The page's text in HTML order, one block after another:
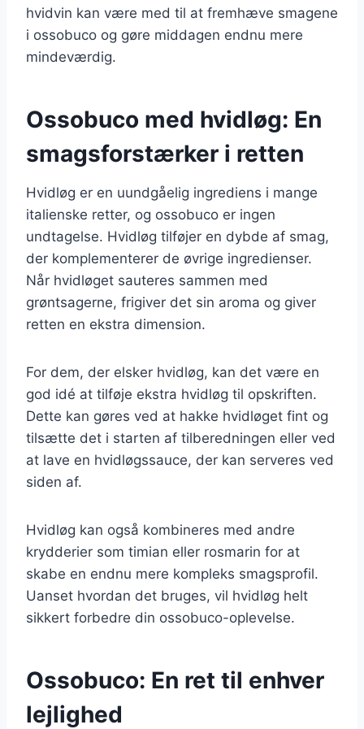
hvidvin kan være med til at fremhæve smagene
i ossobuco og gøre middagen endnu mere
mindeværdig.
Ossobuco med hvidløg: En
smagsforstærker i retten
Hvidløg er en uundgåelig ingrediens i mange
italienske retter, og ossobuco er ingen
undtagelse. Hvidløg tilføjer en dybde af smag,
der komplementerer de øvrige ingredienser.
Når hvidløget sauteres sammen med
grøntsagerne, frigiver det sin aroma og giver
retten en ekstra dimension.
For dem, der elsker hvidløg, kan det være en
god idé at tilføje ekstra hvidløg til opskriften.
Dette kan gøres ved at hakke hvidløget fint og
tilsætte det i starten af tilberedningen eller ved
at lave en hvidløgssauce, der kan serveres ved
siden af.
Hvidløg kan også kombineres med andre
krydderier som timian eller rosmarin for at
skabe en endnu mere kompleks smagsprofil.
Uanset hvordan det bruges, vil hvidløg helt
sikkert forbedre din ossobuco-oplevelse.
Ossobuco: En ret til enhver
lejlighed